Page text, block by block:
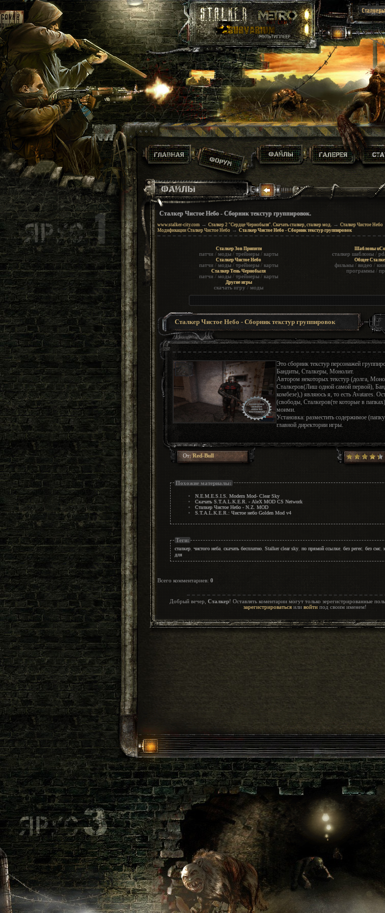
Сталкер Чистое Небо - Сборник текстур группировок.
www.stalker-city.com→ Сталкер 2 "Сердце Чернобыля". Скачать сталкер, сталкер мод. → Сталкер Чистое Небо
Модификации Сталкер Чистое Небо→ Сталкер Чистое Небо - Сборник текстур группировок
Сталкер Зов Припяти
патчи / моды / трейнеры / карты
Сталкер Чистое Небо
патчи / моды / трейнеры / карты
Сталкер Тень Чернобыля
патчи / моды / трейнеры / карты
Другие игры
скачать игру / моды
Шаблоны
сталкер шаблоны/
Общее
фильмы / видео /
программы/
Сталкер Чистое Небо - Сборник текстур группировок
Это cборник текстур персонажей
Бандиты, Сталкеры, Монолит.
Автором некоторых текстур (долга,
Сталкеров(Лиш одной самой первой),
комбезе),) являюсь я, то есть Avatares.
(свободы, Сталкеров(те которые в
моими.
Установка: разместить содержимое
главной директории игры.
От:Red-Bull
Похожие материалы:
N.E.M.E.S.I.S. Modern Mod- Clear Sky
Скачать S.T.A.L.K.E.R. - AleX MOD CS Network
Сталкер Чистое Небо - N.Z. MOD
S.T.A.L.K.E.R.: Чистое небо Golden Mod v4
Теги:
сталкер, чистого неба, скачать бесплатно, Stalker clear sky, по прямой ссылке, без регес, без смс,
для
Всего комментариев: 0
Добрый вечер, Сталкер! Оставлять коментарии могут только зерегистрированные
зарегистрироватьсяили войтипод своим именем!